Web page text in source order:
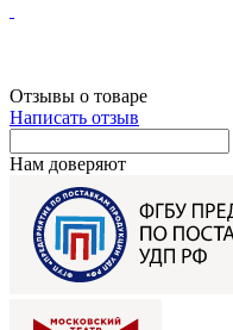
Отзывы о товаре
Написать отзыв
Нам доверяют